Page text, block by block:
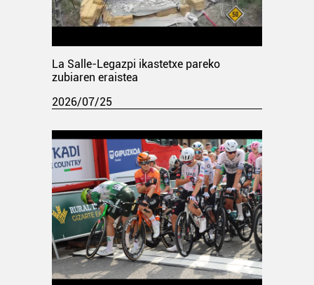
La Salle-Legazpi ikastetxe pareko
zubiaren eraistea
2026/07/25